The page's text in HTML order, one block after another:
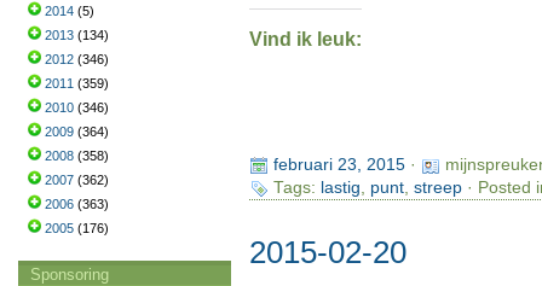
Vind ik leuk:
februari 23, 2015·
Tags: lastig, punt, streep· Posted
2015-02-20
2014 (5)
2013 (134)
2012 (346)
2011 (359)
2010 (346)
2009 (364)
2008 (358)
2007 (362)
2006 (363)
2005 (176)
Sponsoring